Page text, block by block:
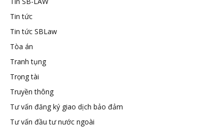
Tin tức
Tin tức SBLaw
Tòa án
Tranh tụng
Trọng tài
Truyền thông
Tư vấn đăng ký giao dịch bảo đảm
Tư vấn đầu tư nước ngoài